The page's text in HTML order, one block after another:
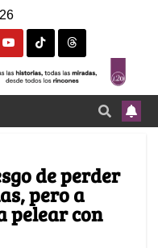
de perder
pero a
pelear con